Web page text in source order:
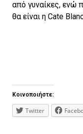
από γυναίκες, ενώ
θα είναι η Cate
Κοινοποιήστε:
Twitter